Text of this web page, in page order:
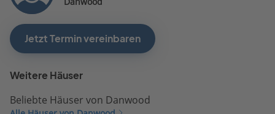
Jetzt Termin vereinbaren
Weitere Häuser
Beliebte Häuser von Danwood